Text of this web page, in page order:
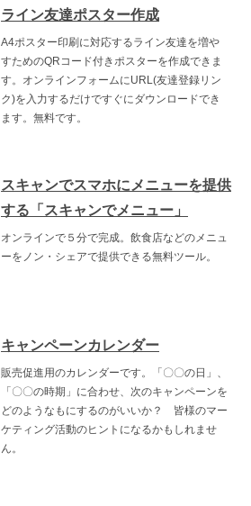
ライン友達ポスター作成
A4ポスター印刷に対応するライン友達を増や
すためのQRコード付きポスターを作成できま
す。オンラインフォームにURL(友達登録リン
ク)を入力するだけですぐにダウンロードでき
ます。無料です。
スキャンでスマホにメニューを提供
する「スキャンでメニュー」
オンラインで５分で完成。飲食店などのメニュ
ーをノン・シェアで提供できる無料ツール。
キャンペーンカレンダー
販売促進用のカレンダーです。「〇〇の日」、
「〇〇の時期」に合わせ、次のキャンペーンを
どのようなもにするのがいいか？ 皆様のマー
ケティング活動のヒントになるかもしれませ
ん。